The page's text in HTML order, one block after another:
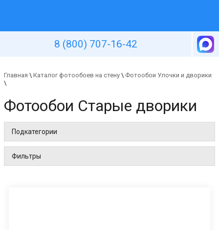
8 (800) 707-16-42
Главная \ Каталог фотообоев на стену \ Фотообои Улочки и дворики
\
Фотообои Старые дворики
Подкатегории
Фильтры